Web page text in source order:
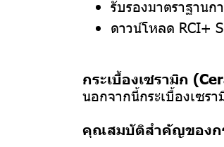
รับรองมาตราฐานก
ดาวน์โหลด RCI+
กระเบื้องเซรามิก
นอกจากนี้กระเบื้องเซร
คุณสมบัติสำคัญของก